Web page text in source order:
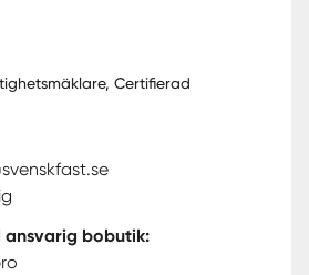
Certifierad
ansvarig bobutik: